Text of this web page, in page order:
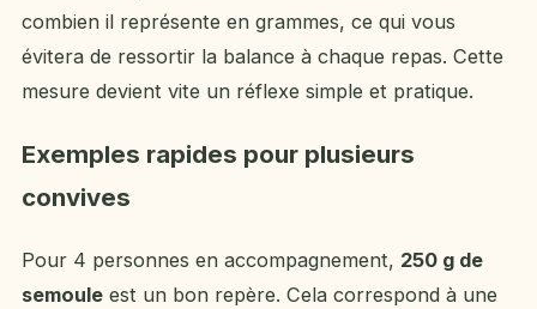
combien il représente en grammes, ce qui vous
évitera de ressortir la balance à chaque repas. Cette
mesure devient vite un réflexe simple et pratique.
Exemples rapides pour plusieurs
convives
Pour 4 personnes en accompagnement, 250 g de
semoule est un bon repère. Cela correspond à une